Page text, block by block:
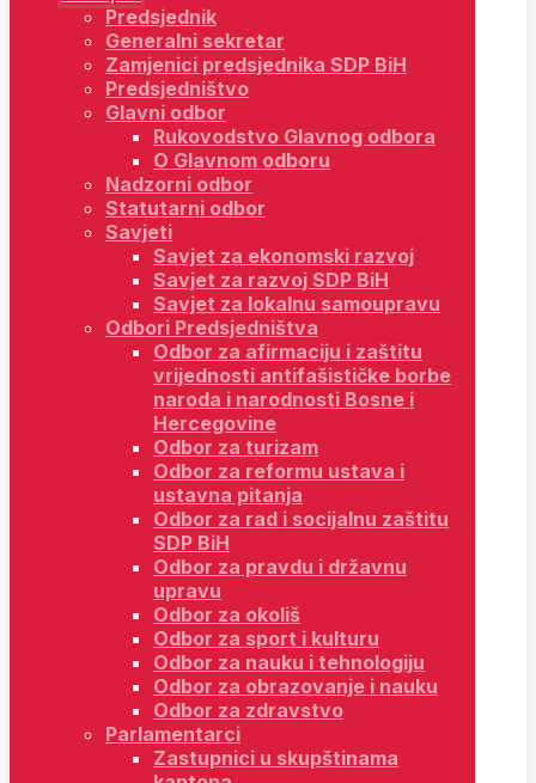
Predsjednik
Generalni sekretar
Zamjenici predsjednika SDP BiH
Predsjedništvo
Glavni odbor
Rukovodstvo Glavnog odbora
O Glavnom odboru
Nadzorni odbor
Statutarni odbor
Savjeti
Savjet za ekonomski razvoj
Savjet za razvoj SDP BiH
Savjet za lokalnu samoupravu
Odbori Predsjedništva
Odbor za afirmaciju i zaštitu
vrijednosti antifašističke borbe
naroda i narodnosti Bosne i
Hercegovine
Odbor za turizam
Odbor za reformu ustava i
ustavna pitanja
Odbor za rad i socijalnu zaštitu
SDP BiH
Odbor za pravdu i državnu
upravu
Odbor za okoliš
Odbor za sport i kulturu
Odbor za nauku i tehnologiju
Odbor za obrazovanje i nauku
Odbor za zdravstvo
Parlamentarci
Zastupnici u skupštinama